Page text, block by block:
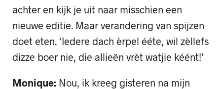
achter en kijk je uit naar misschien een
nieuwe editie. Maar verandering van spijzen
doet eten. ‘Iedere dach èrpel ééte, wil zèllefs
dizze boer nie, die allieën vrèt watjie kéént!’
Monique: Nou, ik kreeg gisteren na mijn